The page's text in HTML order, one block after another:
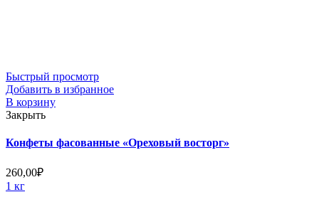
Быстрый просмотр
Добавить в избранное
В корзину
Закрыть
Конфеты фасованные «Ореховый восторг»
260,00₽
1 кг